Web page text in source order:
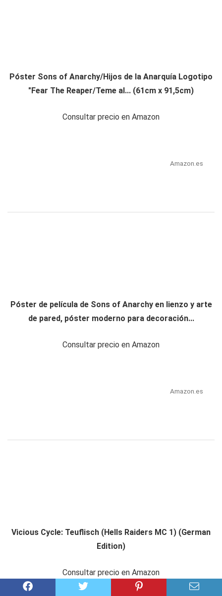
Póster Sons of Anarchy/Hijos de la Anarquía Logotipo
"Fear The Reaper/Teme al... (61cm x 91,5cm)
Consultar precio en Amazon
Amazon.es
Póster de película de Sons of Anarchy en lienzo y arte
de pared, póster moderno para decoración...
Consultar precio en Amazon
Amazon.es
Vicious Cycle: Teuflisch (Hells Raiders MC 1) (German
Edition)
Consultar precio en Amazon